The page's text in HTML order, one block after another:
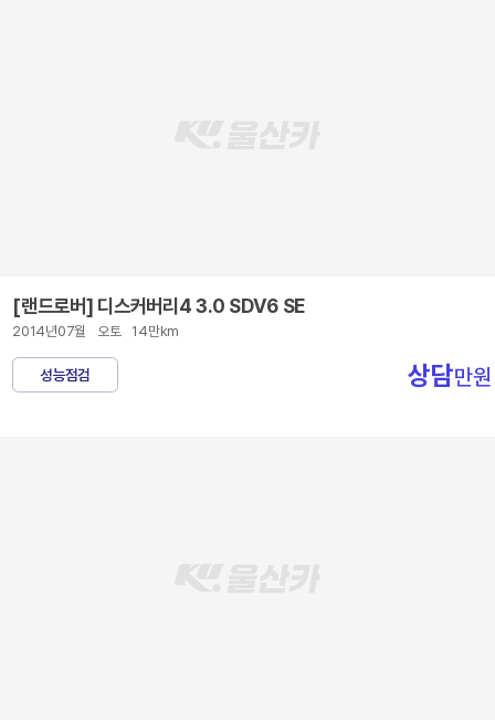
[랜드로버] 디스커버리4 3.0 SDV6 SE
2014년07월 오토 14만km
성능점검 상담만원